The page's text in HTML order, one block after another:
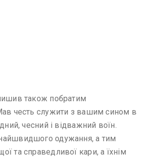
також побратим
честь служити з вашим сином в
чесний і відважний воїн.
одужання, а тим
та справедливої кари, а їхнім